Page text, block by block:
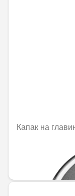
Капак на
31,51 € / 61,63